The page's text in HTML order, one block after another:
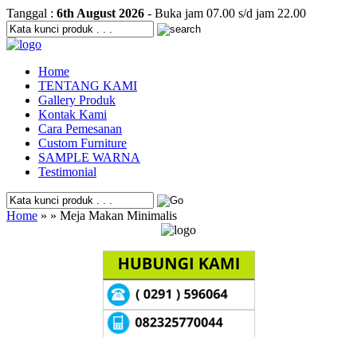
Tanggal : 6th August 2026 - Buka jam 07.00 s/d jam 22.00
Home
TENTANG KAMI
Gallery Produk
Kontak Kami
Cara Pemesanan
Custom Furniture
SAMPLE WARNA
Testimonial
Home » » Meja Makan Minimalis